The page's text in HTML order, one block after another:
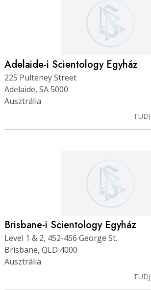
Adelaide-i Scientology Egyház
225 Pulteney Street
Adelaide, SA 5000
Ausztrália
Brisbane-i Scientology Egyház
Level 1 & 2, 452-456 George St.
Brisbane, QLD 4000
Ausztrália